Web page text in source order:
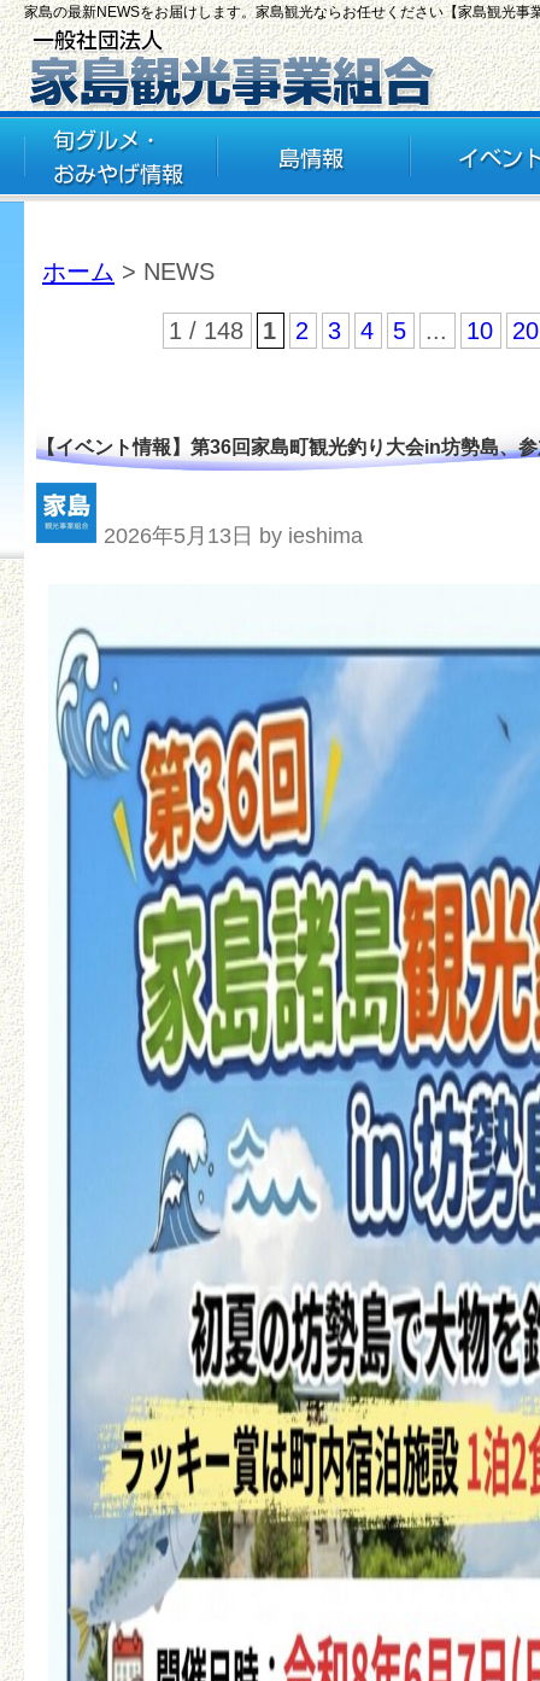
家島の最新NEWSをお届けします。家島観光ならお任せください【家島観光事
ホーム > NEWS
1 / 148 1 2 3 4 5 ... 10 20
【イベント情報】第36回家島町観光釣り大会in坊勢島、
2026年5月13日 by ieshima